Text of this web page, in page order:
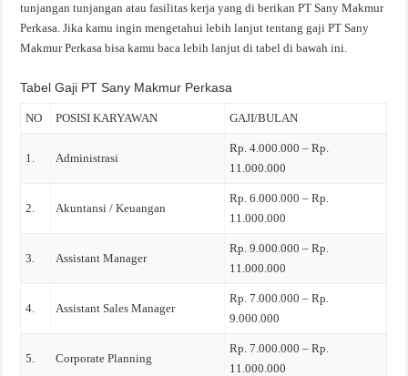
tunjangan tunjangan atau fasilitas kerja yang di berikan PT Sany Makmur
Perkasa. Jika kamu ingin mengetahui lebih lanjut tentang gaji PT Sany
Makmur Perkasa bisa kamu baca lebih lanjut di tabel di bawah ini.
Tabel Gaji PT Sany Makmur Perkasa
NO POSISI KARYAWAN GAJI/BULAN
1. Administrasi
Rp. 4.000.000 – Rp.
11.000.000
2. Akuntansi / Keuangan
Rp. 6.000.000 – Rp.
11.000.000
3. Assistant Manager
Rp. 9.000.000 – Rp.
11.000.000
4. Assistant Sales Manager
Rp. 7.000.000 – Rp.
9.000.000
5. Corporate Planning
Rp. 7.000.000 – Rp.
11.000.000